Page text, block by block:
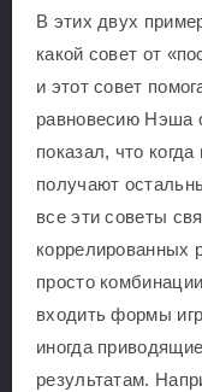
В этих двух
какой совет от
и этот совет
равновесию Нэша
показал, что
получают
все эти советы
коррелированных
просто
входить формы
иногда
результатам.